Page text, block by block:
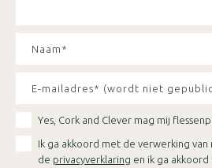
Yes, Cork and Clever mag mij
Ik ga akkoord met de verwerking van
de privacyverklaring en ik ga